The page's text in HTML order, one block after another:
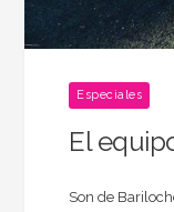
Especiales
El
Son de